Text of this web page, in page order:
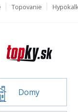
Topovanie
Domy